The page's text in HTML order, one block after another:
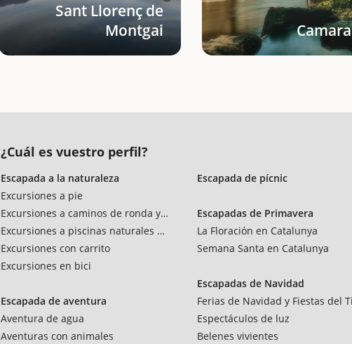
Sant Llorenç de
Montgai
¿Cuál es vuestro perfil?
Escapada a la naturaleza
Excursiones a pie
Excursiones a caminos de ronda y vías verdes
Excursiones a piscinas naturales y rios
Excursiones con carrito
Excursiones en bici
Escapada de aventura
Aventura de agua
Aventuras con animales
Escapada de pícnic
Escapadas de Primavera
La Floración en Catalunya
Semana Santa en Catalunya
Escapadas de Navidad
Ferias de Navidad y Fiestas del
Espectáculos de luz
Belenes vivientes